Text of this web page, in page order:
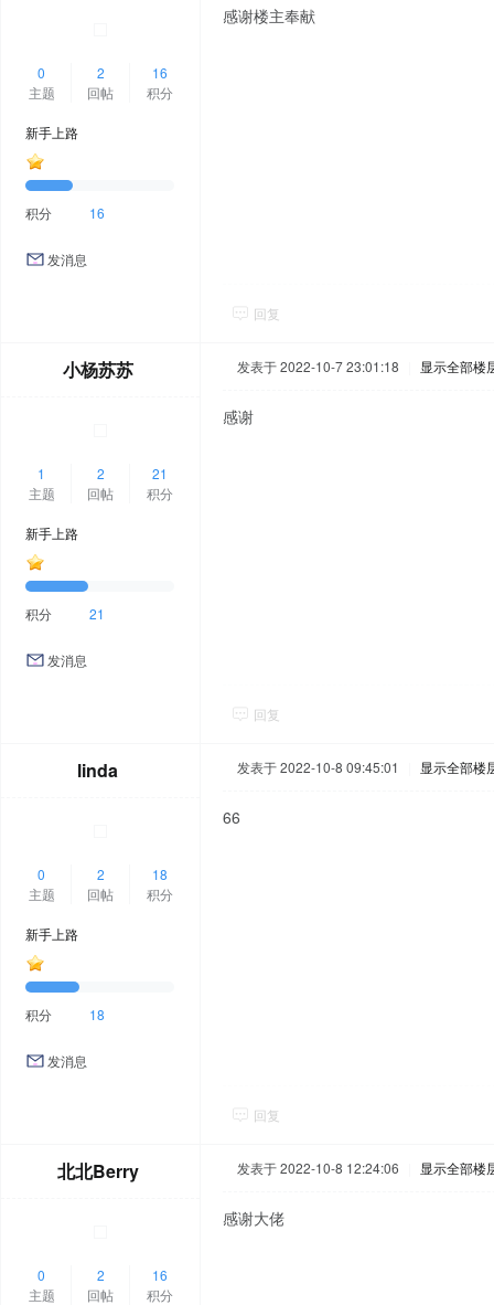
0
主题
2
回帖
16
积分
新手上路
积分 16
发消息
感谢楼主奉献
回复
小杨苏苏
1
主题
2
回帖
21
积分
新手上路
积分 21
发消息
发表于 2022-10-7 23:01:18 显示全部楼
感谢
回复
linda
0
主题
2
回帖
18
积分
新手上路
积分 18
发消息
发表于 2022-10-8 09:45:01 显示全部楼
66
回复
北北Berry
0
主题
2
回帖
16
积分
发表于 2022-10-8 12:24:06 显示全部楼
感谢大佬